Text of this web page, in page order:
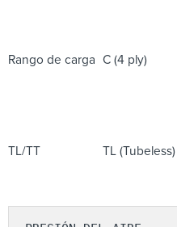
Rango de carga C (4 ply)
TL/TT TL (Tubeless)